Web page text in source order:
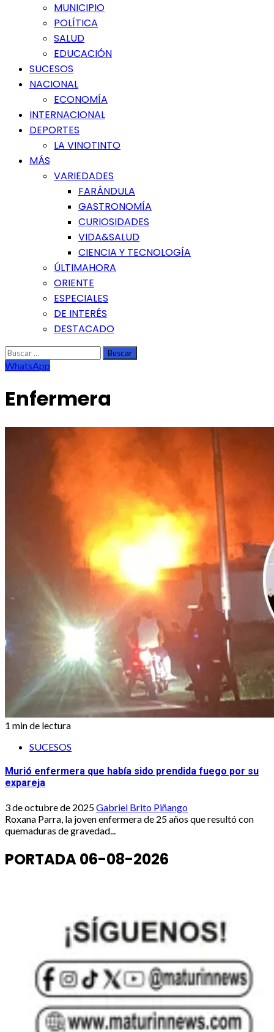
MUNICIPIO
POLÍTICA
SALUD
EDUCACIÓN
SUCESOS
NACIONAL
ECONOMÍA
INTERNACIONAL
DEPORTES
LA VINOTINTO
MÁS
VARIEDADES
FARÁNDULA
GASTRONOMÍA
CURIOSIDADES
VIDA&SALUD
CIENCIA Y TECNOLOGÍA
ÚLTIMAHORA
ORIENTE
ESPECIALES
DE INTERÉS
DESTACADO
Buscar:
WhatsApp
Enfermera
1 min de lectura
SUCESOS
Murió enfermera que había sido prendida fuego por su
expareja
3 de octubre de 2025Gabriel Brito Piñango
Roxana Parra, la joven enfermera de 25 años que resultó con
quemaduras de gravedad...
PORTADA 06-08-2026